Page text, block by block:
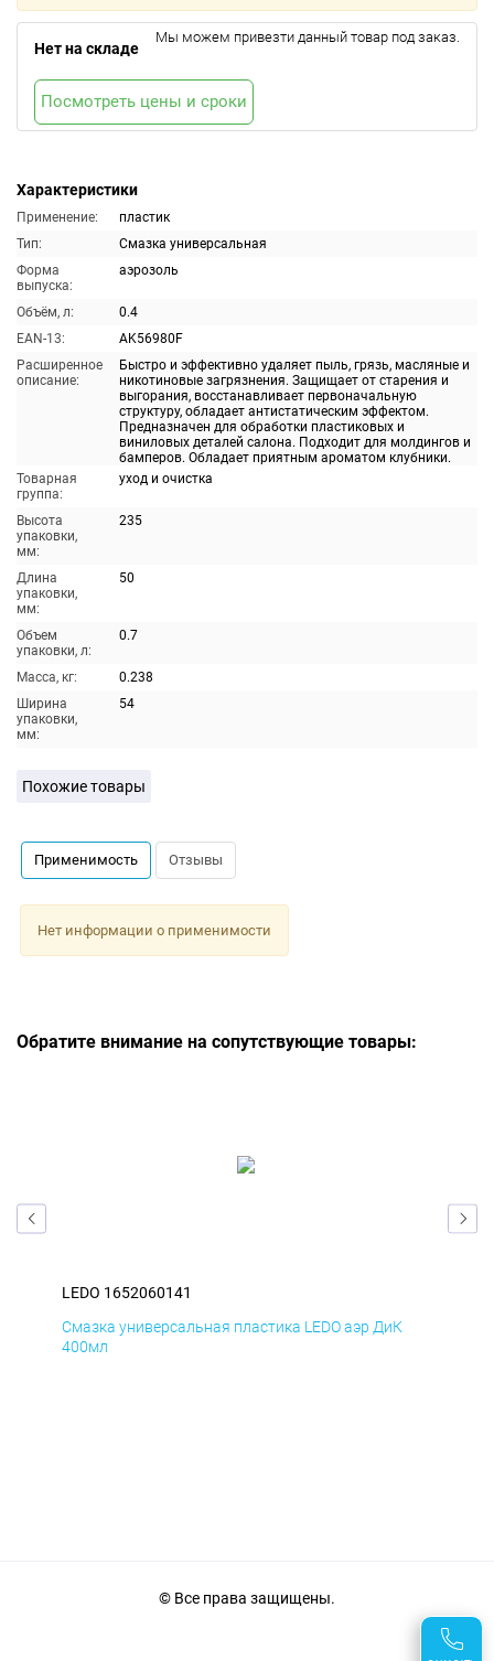
Характеристики
Применение:
пластик
Тип:
Смазка универсальная
Форма
выпуска:
аэрозоль
Объём, л:
0.4
EAN-13:
AK56980F
Расширенное
описание:
Быстро и эффективно удаляет пыль, грязь, масляные и
никотиновые загрязнения. Защищает от старения и
выгорания, восстанавливает первоначальную
структуру, обладает антистатическим эффектом.
Предназначен для обработки пластиковых и
виниловых деталей салона. Подходит для молдингов и
бамперов. Обладает приятным ароматом клубники.
Товарная
группа:
уход и очистка
Высота
упаковки,
мм:
235
Длина
упаковки,
мм:
50
Объем
упаковки, л:
0.7
Масса, кг:
0.238
Ширина
упаковки,
мм:
54
Нет на складе
Мы можем привезти данный товар под заказ.
Посмотреть цены и сроки
Похожие товары
Применимость Отзывы
Нет информации о применимости
Обратите внимание на сопутствующие товары:
LEDO 1652060141
Смазка универсальная пластика LEDO аэр ДиК
400мл
© Все права защищены.